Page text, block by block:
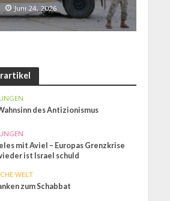
Juni 24, 2026
des Antizionismus
mit Aviel – Europas Grenzkrise
ist Israel schuld
WELT
zum Schabbat